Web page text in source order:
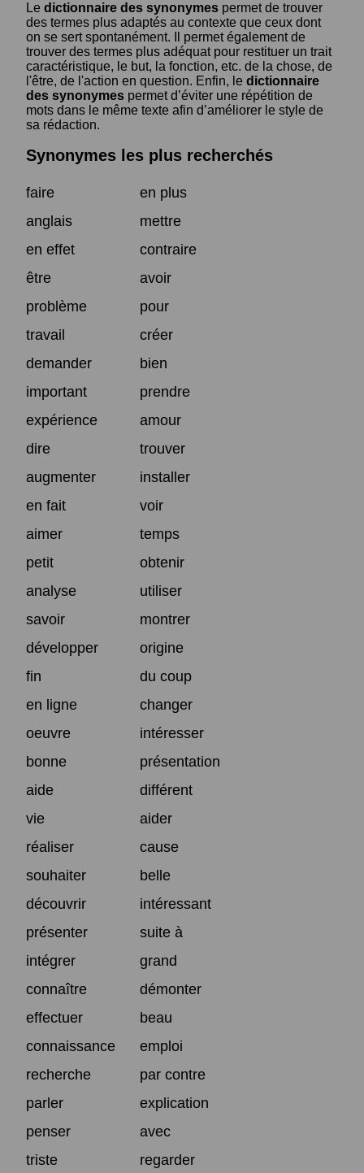
Le dictionnaire des synonymes permet de trouver
des termes plus adaptés au contexte que ceux dont
on se sert spontanément. Il permet également de
trouver des termes plus adéquat pour restituer un trait
caractéristique, le but, la fonction, etc. de la chose, de
l'être, de l'action en question. Enfin, le dictionnaire
des synonymes permet d’éviter une répétition de
mots dans le même texte afin d’améliorer le style de
sa rédaction.
Synonymes les plus recherchés
faire
en plus
anglais
mettre
en effet
contraire
être
avoir
problème
pour
travail
créer
demander
bien
important
prendre
expérience
amour
dire
trouver
augmenter
installer
en fait
voir
aimer
temps
petit
obtenir
analyse
utiliser
savoir
montrer
développer
origine
fin
du coup
en ligne
changer
oeuvre
intéresser
bonne
présentation
aide
différent
vie
aider
réaliser
cause
souhaiter
belle
découvrir
intéressant
présenter
suite à
intégrer
grand
connaître
démonter
effectuer
beau
connaissance
emploi
recherche
par contre
parler
explication
penser
avec
triste
regarder